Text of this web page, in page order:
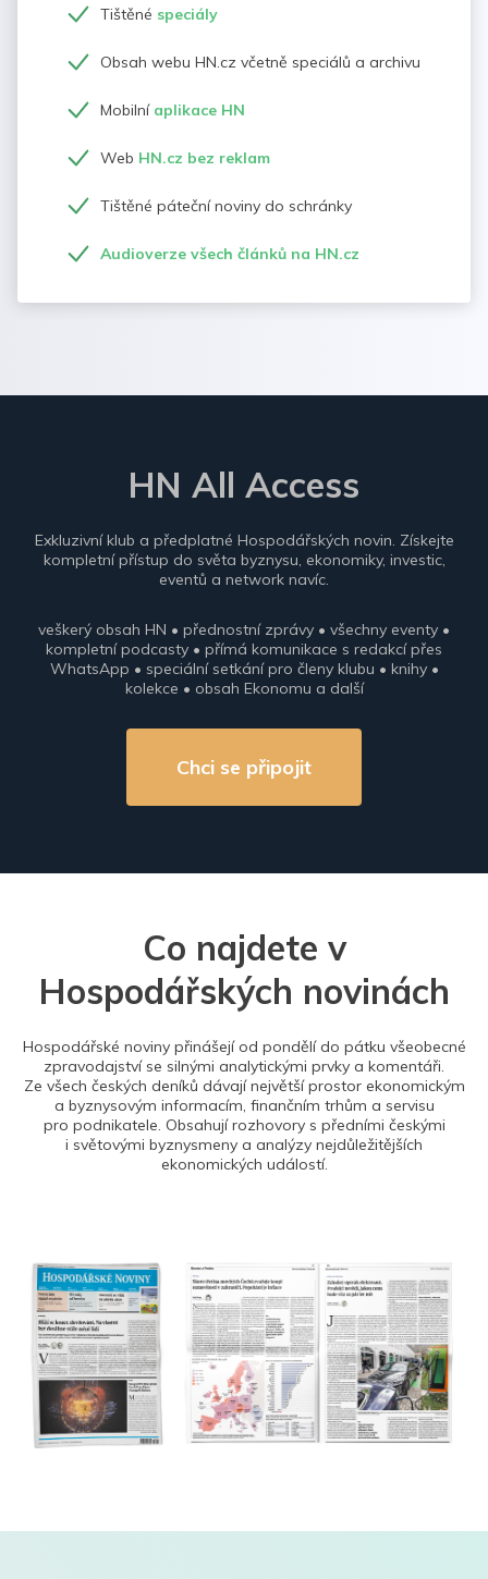
Tištěné speciály
Obsah webu HN.cz včetně speciálů a archivu
Mobilní aplikace HN
Web HN.cz bez reklam
Tištěné páteční noviny do schránky
Audioverze všech článků na HN.cz
HN All Access
Exkluzivní klub a předplatné Hospodářských novin. Získejte
kompletní přístup do světa byznysu, ekonomiky, investic,
eventů a network navíc.
veškerý obsah HN • přednostní zprávy • všechny eventy •
kompletní podcasty • přímá komunikace s redakcí přes
WhatsApp • speciální setkání pro členy klubu • knihy •
kolekce • obsah Ekonomu a další
Chci se připojit
Co najdete v
Hospodářských novinách
Hospodářské noviny přinášejí od pondělí do pátku všeobecné
zpravodajství se silnými analytickými prvky a komentáři.
Ze všech českých deníků dávají největší prostor ekonomickým
a byznysovým informacím, finančním trhům a servisu
pro podnikatele. Obsahují rozhovory s předními českými
i světovými byznysmeny a analýzy nejdůležitějších
ekonomických událostí.